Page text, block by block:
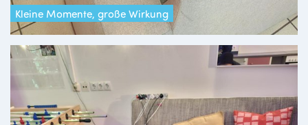
Kleine Momente, große Wirkung